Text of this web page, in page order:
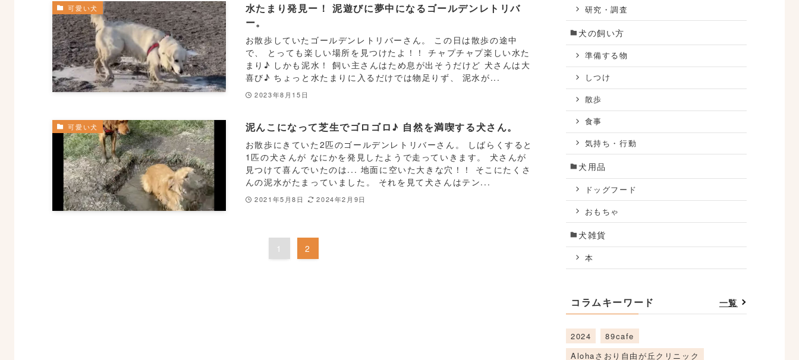
可愛い犬
水たまり発見ー！ 泥遊びに夢中になるゴールデンレトリバ
ー。
お散歩していたゴールデンレトリバーさん。 この日は散歩の途中
で、 とっても楽しい場所を見つけたよ！！ チャプチャプ楽しい水た
まり♪ しかも泥水！ 飼い主さんはため息が出そうだけど 犬さんは大
喜び♪ ちょっと水たまりに入るだけでは物足りず、 泥水が...
2023年8月15日
可愛い犬 泥んこになって芝生でゴロゴロ♪ 自然を満喫する犬さん。
お散歩にきていた2匹のゴールデンレトリバーさん。 しばらくすると
1匹の犬さんが なにかを発見したようで走っていきます。 犬さんが
見つけて喜んでいたのは... 地面に空いた大きな穴！！ そこにたくさ
んの泥水がたまっていました。 それを見て犬さんはテン...
2021年5月8日 2024年2月9日
1 2
研究・調査
犬の飼い方
準備する物
しつけ
散歩
食事
気持ち・行動
犬用品
ドッグフード
おもちゃ
犬雑貨
本
コラムキーワード 一覧
2024
89cafe
Alohaさおり自由が丘クリニック